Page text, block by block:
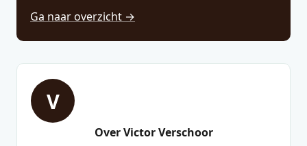
Ga naar overzicht →
V
Over Victor Verschoor